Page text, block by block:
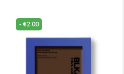
Perfecting
Powder
-€2.00